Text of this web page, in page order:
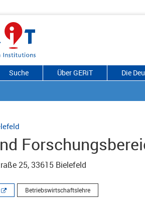
Suche Über GERiT Die
25, 33615 Bielefeld
Betriebswirtschaftslehre